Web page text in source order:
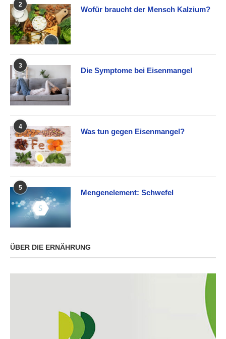
2
Wofür braucht der Mensch Kalzium?
3
Die Symptome bei Eisenmangel
4
Was tun gegen Eisenmangel?
5
Mengenelement: Schwefel
ÜBER DIE ERNÄHRUNG